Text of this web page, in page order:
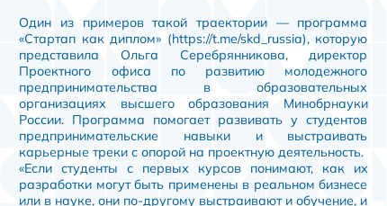
Один из примеров такой траектории — программа
«Стартап как диплом» (https://t.me/skd_russia), которую
представила Ольга Серебрянникова, директор
Проектного офиса по развитию молодежного
предпринимательства в образовательных
организациях высшего образования Минобрнауки
России. Программа помогает развивать у студентов
предпринимательские навыки и выстраивать
карьерные треки с опорой на проектную деятельность.
«Если студенты с первых курсов понимают, как их
разработки могут быть применены в реальном бизнесе
или в науке, они по-другому выстраивают и обучение, и